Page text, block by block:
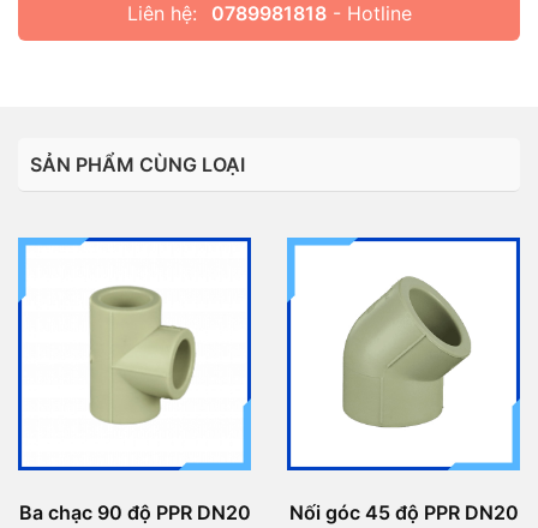
Liên hệ: 0789981818- Hotline
SẢN PHẨM CÙNG LOẠI
Ba chạc 90 độ PPR DN20
Nối góc 45 độ PPR DN20